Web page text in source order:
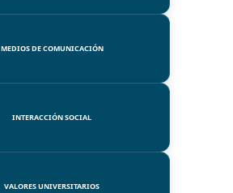
MEDIOS DE COMUNICACIÓN
INTERACCIÓN SOCIAL
VALORES UNIVERSITARIOS